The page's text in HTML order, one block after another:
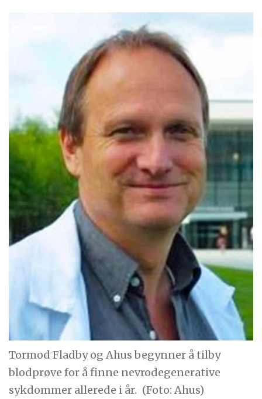
Tormod Fladby og Ahus begynner å tilby
blodprøve for å finne nevrodegenerative
sykdommer allerede i år. (Foto: Ahus)